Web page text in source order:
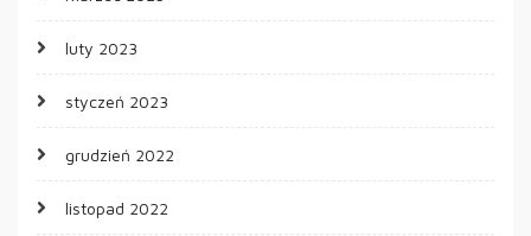
luty 2023
styczeń 2023
grudzień 2022
listopad 2022